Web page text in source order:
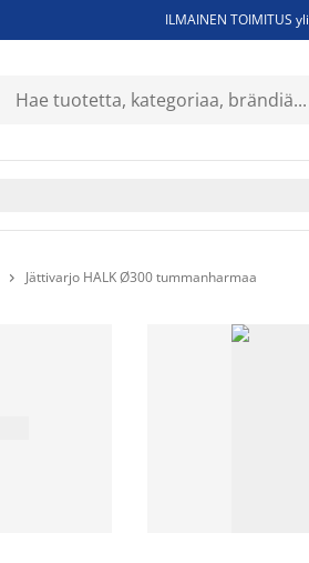
ILMAINEN TOIMITUS
 Jättivarjo HALK Ø300 tummanharmaa